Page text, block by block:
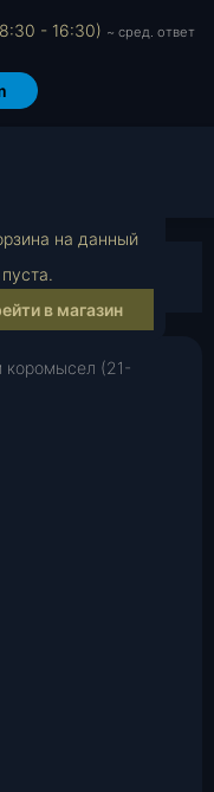
- 16:30) ~ сред. ответ
на данный
в магазин
ma***@mail.ru
коромысел (21-